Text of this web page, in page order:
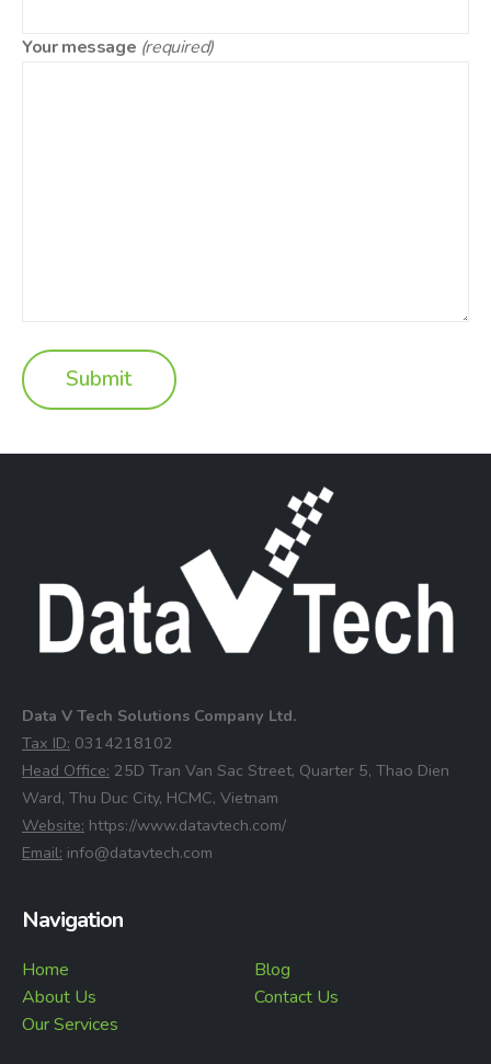
Your message (required)
Data V Tech Solutions Company Ltd.
⁠Tax ID: 0314218102
⁠Head Office: 25D Tran Van Sac Street, Quarter 5, Thao Dien
Ward, Thu Duc City, HCMC, Vietnam
⁠Website: https://www.datavtech.com/
⁠Email: info@datavtech.com
Navigation
Home
About Us
Our Services
Blog
Contact Us